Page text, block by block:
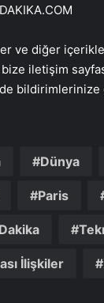
ve diğer
iletişim
Dünya
Paris
İlişkiler